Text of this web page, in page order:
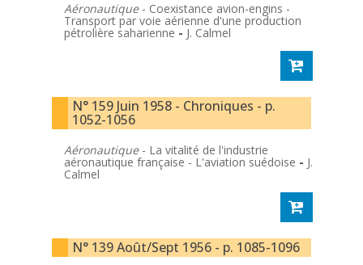
Aéronautique - Coexistance avion-engins -
Transport par voie aérienne d'une production
pétrolière saharienne - J. Calmel
N° 159 Juin 1958 - Chroniques - p.
1052-1056
Aéronautique - La vitalité de l'industrie
aéronautique française - L'aviation suédoise - J.
Calmel
N° 139 Août/Sept 1956 - p. 1085-1096